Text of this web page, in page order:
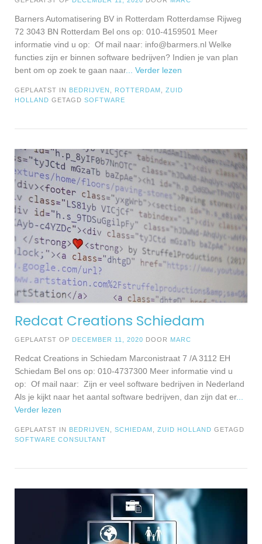
Barners Automatisering BV in Rotterdam Rotterdamse Rijweg
72 3043 BN Rotterdam Bel ons op: 010-4159501 Meer
informatie vind u op: Of mail naar: info@barmers.nl Welke
functies zijn er binnen software bedrijven? Indien je van plan
bent om op zoek te gaan naar... Verder lezen
GEPLAATST IN BEDRIJVEN ROTTERDAM
ZUID
HOLLAND GETAGD SOFTWARE
Redcat Creations Schiedam
GEPLAATST OP DECEMBER 11, 2020 DOOR MARC
Redcat Creations in Schiedam Marconistraat 7 /A 3112 EH
Schiedam Bel ons op: 010-4737300 Meer informatie vind u
op: Of mail naar: Zijn er veel software bedrijven in Nederland
Als je kijkt naar het aantal software bedrijven, dan zijn dat er...
Verder lezen
GEPLAATST IN BEDRIJVEN SCHIEDAM ZUID HOLLAND GETAGD
SOFTWARE CONSULTANT